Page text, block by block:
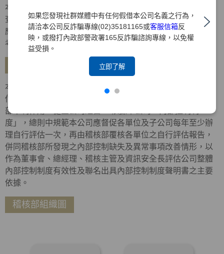
如果您發現社群媒體中有任何假借本公司名義之行為，
請洽本公司反詐騙專線(02)35181165或客服信箱反
映，或撥打內政部警政署165反詐騙諮詢專線，以免權
益受損。
立即了解
本公司稽核部對於金融檢查機關、會計師、金控公司及自行
查核所提列檢查意見或查核缺失及內部控制制度聲明書所列
應加強事項改善措施，應持續追蹤覆查，列為對各部門績效
考核之重要項目。
本公司已訂定「內部控制制度自行評估辦法」，建立自行評
估制度，明訂自行評估內容、作業程序及方式等，以發揮內
部牽制作用，健全公司經營。 依據本公司「內部控制制
度」，總則中規範本公司應督促各單位及子公司每年至少辦
理自行評估一次，再由稽核部覆核各單位之自行評估報告，
併同稽核部所發現之內部控制缺失及異常事項改善情形，以
作為董事會、總經理、稽核主管及資訊安全長評估公司整體
內部控制制度有效性及聯名出具內部控制制度聲明書之主要
依據。
稽核部組織圖